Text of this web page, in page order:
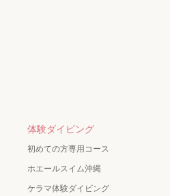
体験ダイビング
初めての方専用コース
ホエールスイム沖縄
ケラマ体験ダイビング